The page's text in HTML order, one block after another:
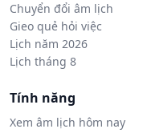
Chuyển đổi âm lịch
Gieo quẻ hỏi việc
Lịch năm 2026
Lịch tháng 8
Tính năng
Xem âm lịch hôm nay